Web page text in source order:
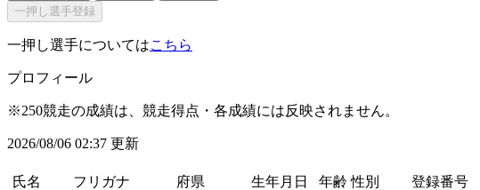
一押し選手登録
一押し選手についてはこちら
プロフィール
※250競走の成績は、競走得点・各成績には反映されません。
2026/08/06 02:37 更新
氏名 フリガナ 府県 生年月日 年齢 性別
登録番号